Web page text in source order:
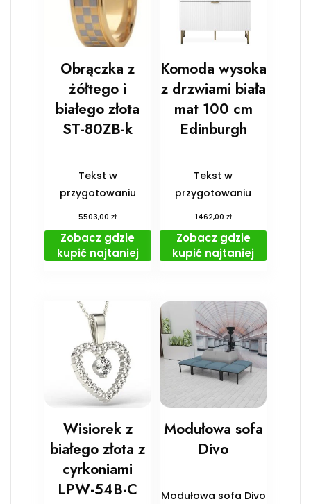
Obrączka z
żółtego i
białego złota
ST-80ZB-k
Tekst w
przygotowaniu
5503,00zł
Zobacz gdzie
kupić najtaniej
Komoda wysoka
z drzwiami biała
mat 100 cm
Edinburgh
Tekst w
przygotowaniu
1462,00 zł
Zobacz gdzie
kupić najtaniej
Wisiorek z
białego złota z
cyrkoniami
LPW-54B-C
Modułowa sofa
Divo
Modułowa sofa Divo